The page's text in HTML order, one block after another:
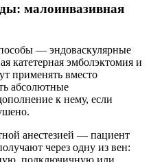
малоинвазивная
— эндоваскулярные
катетерная эмболэктомия и
применять вместо
абсолютные
к нему, если
анестезией — пациент
через одну из вен: